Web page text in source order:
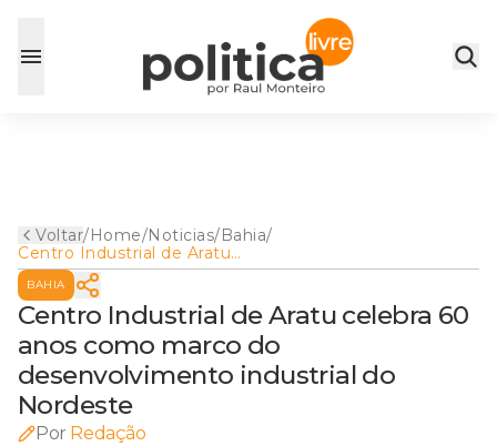
Voltar/Home/Noticias/Bahia/
Centro Industrial de Aratu
celebra 60 anos como marco
do desenvolvimento
industrial do Nordeste
BAHIA
Centro Industrial de Aratu celebra 60
anos como marco do
desenvolvimento industrial do
Nordeste
Por Redação